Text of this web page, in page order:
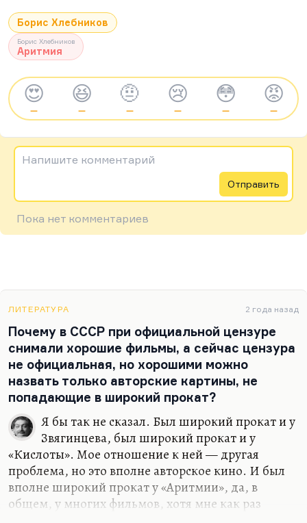
Борис Хлебников
Борис Хлебников
Аритмия
😍
—
😆
—
🤨
—
😢
—
😳
—
😡
—
Напишите комментарий
Отправить
Пока нет комментариев
ЛИТЕРАТУРА 2 года назад
Почему в СССР при официальной цензуре
снимали хорошие фильмы, а сейчас цензура
не официальная, но хорошими можно
назвать только авторские картины, не
попадающие в широкий прокат?
Я бы так не сказал. Был широкий прокат и у
Звягинцева, был широкий прокат и у
«Кислоты». Мое отношение к ней — другая
проблема, но это вполне авторское кино. И был
вполне широкий прокат у «Аритмии», да, в
общем, у многих фильмов, хотя мне как раз